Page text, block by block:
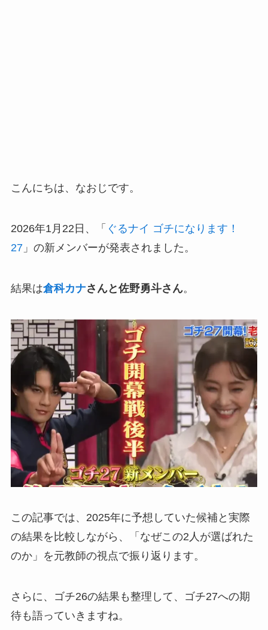
こんにちは、なおじです。
2026年1月22日、「 ぐるナイ ゴチになります！
27」の新メンバーが発表されました。
結果は倉科カナさんと佐野勇斗さん。
この記事では、2025年に予想していた候補と実際
の結果を比較しながら、「なぜこの2人が選ばれた
のか」を元教師の視点で振り返ります。
さらに、ゴチ26の結果も整理して、ゴチ27への期
待も語っていきますね。